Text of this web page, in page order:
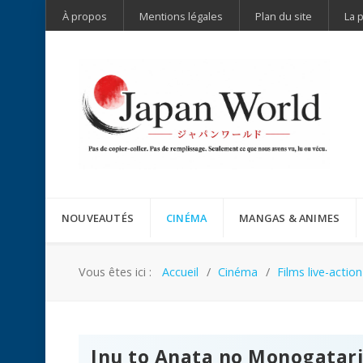
À propos Mentions légales Plan du site La
NOUVEAUTÉS CINÉMA MANGAS & ANIMES
Vous êtes ici : Accueil Cinéma Films live-action
Inu to Anata no